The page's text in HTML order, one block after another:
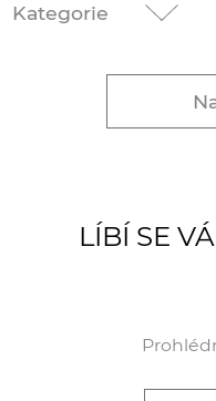
Kategorie
LÍBÍ SE